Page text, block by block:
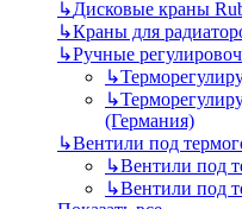
↳Дисковые краны
↳Краны для
↳Ручные
↳
↳
(Германия)
↳Вентили под
↳Вентили под
↳Вентили под